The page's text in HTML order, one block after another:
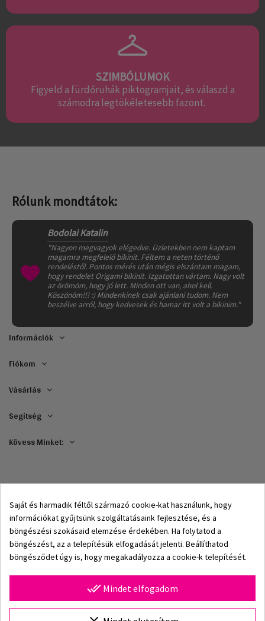
SZIMBÓLUMOK
Figyeld a fürdőruhák piktogramjait, és válaszd a
számodra legtökéletesebb fazont.
Rólunk mondtátok:
Bodolai Katalin
"Nagyon megvagyok elégedve. Üzletekben nem kaptam
magamra megfelelő bikinit. Féltem a neten történő
rendeléstől. Pontos mérés után mégis elszántam magam,
hogy rendelet Origami bikinit. Izgatottan vártam. Nagy volt
az örömöm, hogy jó lett. Minden ott van, ahol kell.
Köszönöm!!! :) Mindenkinek csak ajánlani tudom. Nem
beszélve arról, hogy kedvesek és hamar itt volt a bikinim."
Információk
Fiókom
Vásárlás
Segítség
Kövess Minket:
© 2002–2026 Origami-Bikini Kft. Minden jog fenntartva.
Origami Bikini – prémium női fürdőruhák és bikinik
közvetlenül a gyártótól.Fedezd fel 2026-os
Saját és harmadik féltől származó cookie-kat használunk, hogy
információkat gyűjtsünk szolgáltatásaink fejlesztése, és a
böngészési szokásaid elemzése érdekében. Ha folytatod a
böngészést, az a telepítésük elfogadását jelenti. Beállíthatod
böngésződet úgy is, hogy megakadályozza a cookie-k telepítését.
done_all Mindet elfogadom